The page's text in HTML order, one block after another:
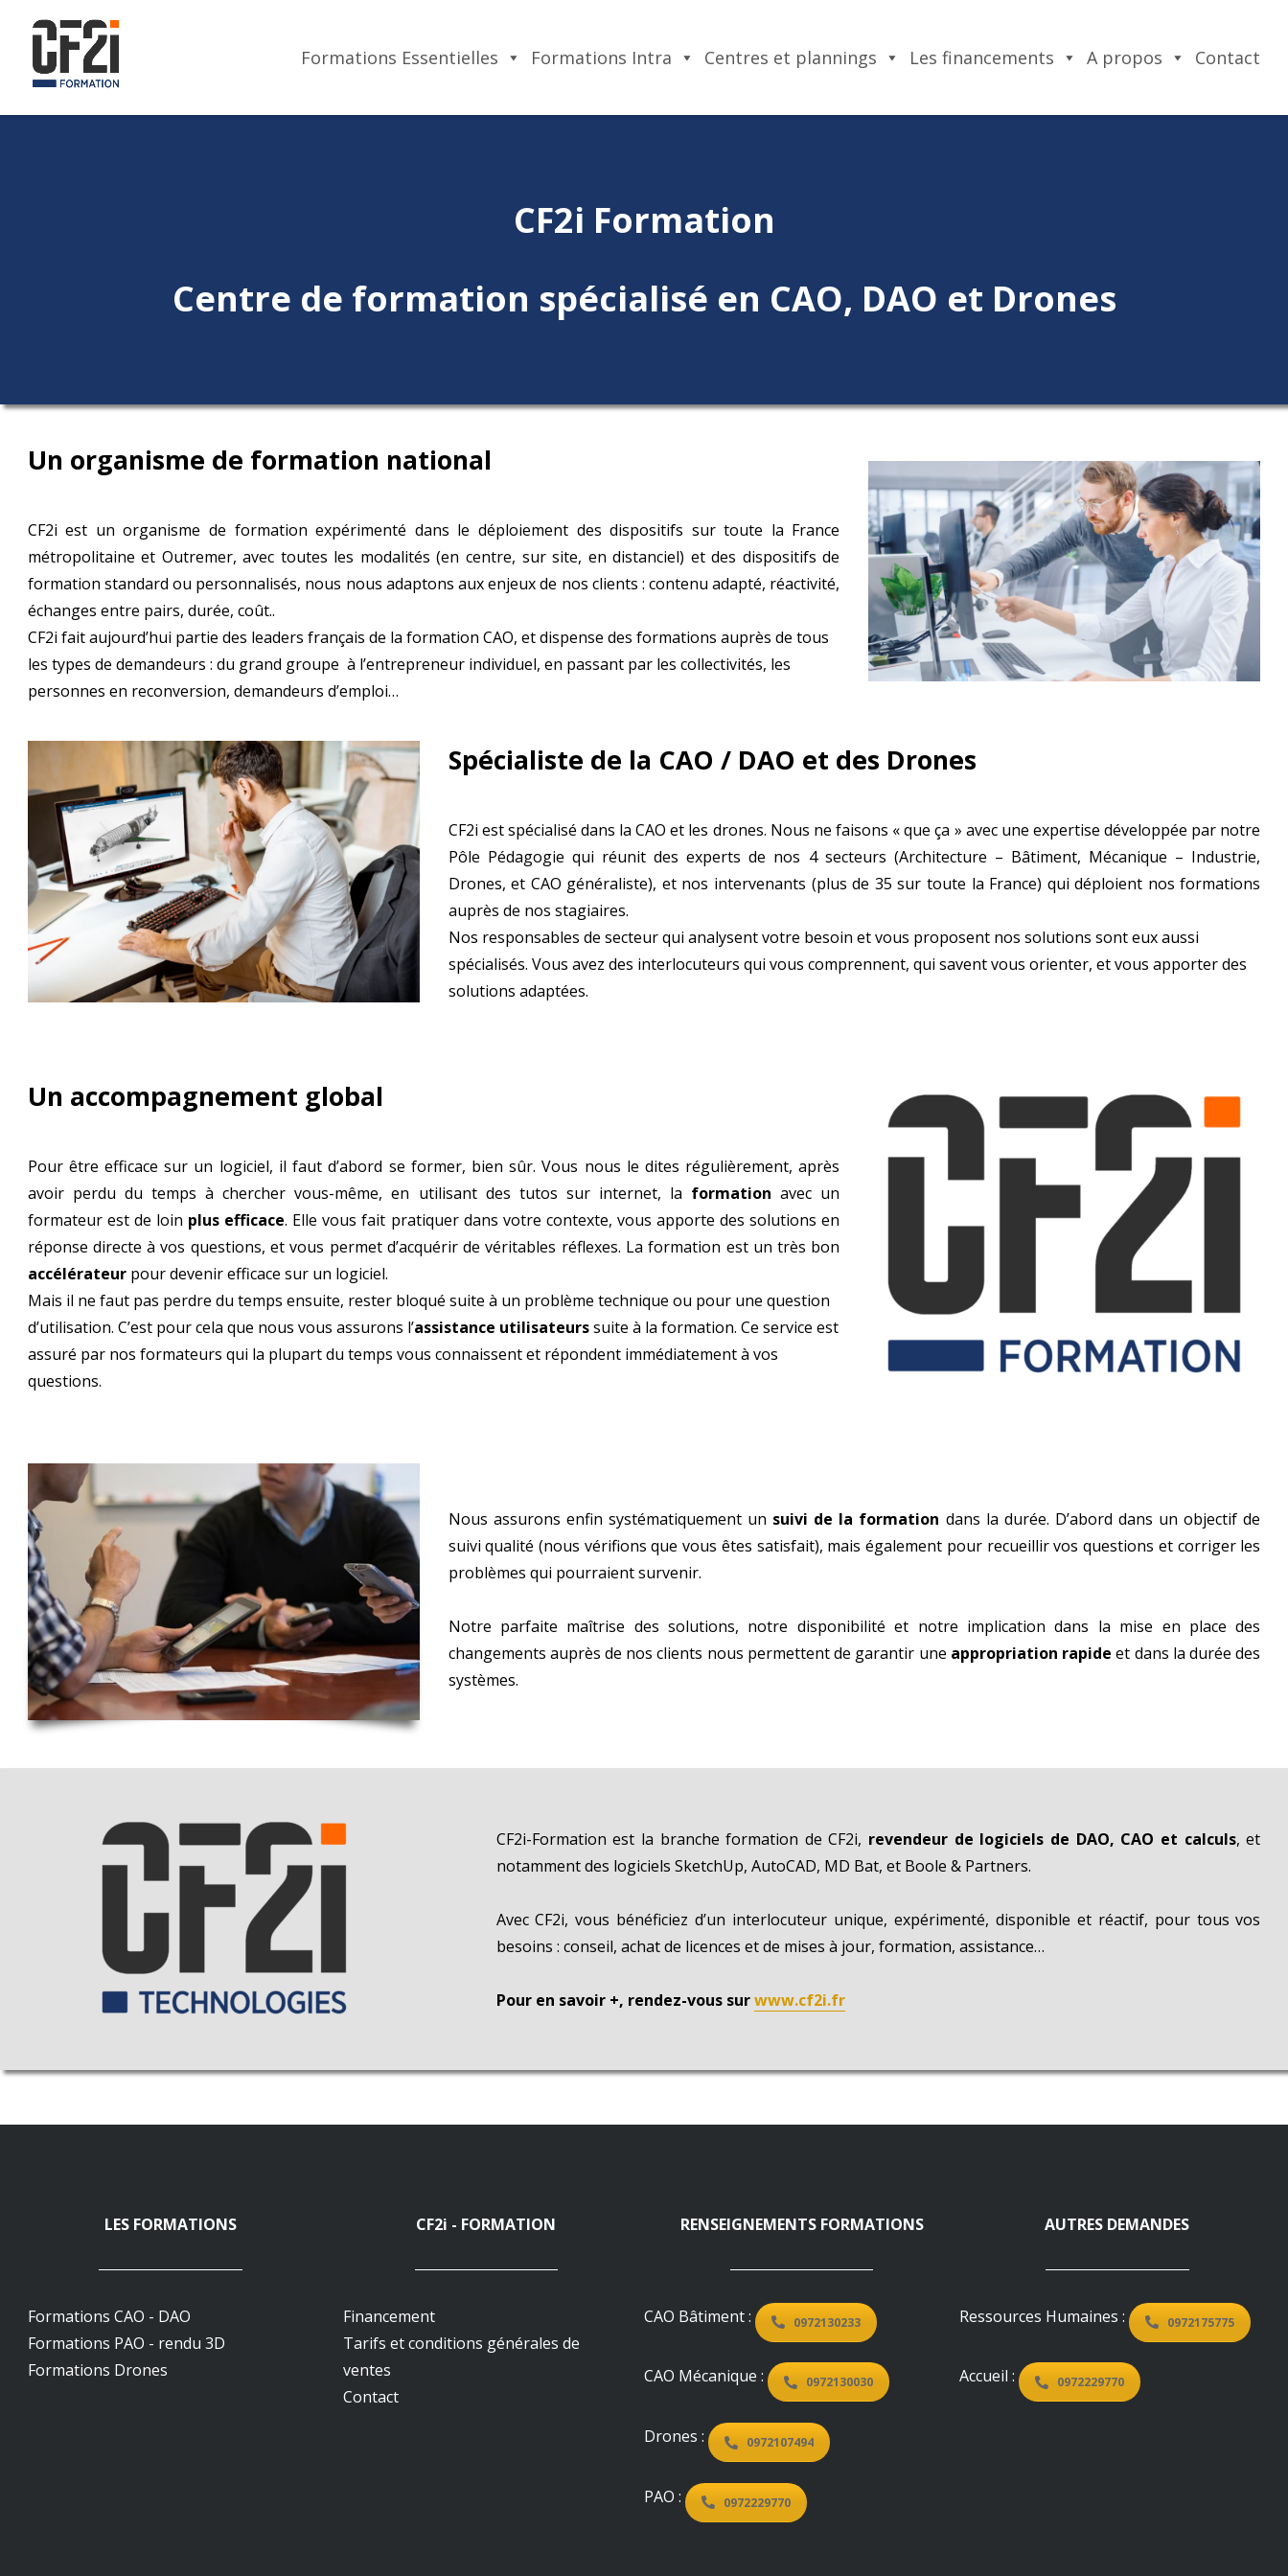
Formations Essentielles Formations Intra Centres et plannings Les financements A propos Contact
CF2i Formation
Centre de formation spécialisé en CAO, DAO et Drones
Un organisme de formation national
CF2i est un organisme de formation expérimenté dans le déploiement des dispositifs sur toute la France
métropolitaine et Outremer, avec toutes les modalités (en centre, sur site, en distanciel) et des dispositifs de
formation standard ou personnalisés, nous nous adaptons aux enjeux de nos clients : contenu adapté, réactivité,
échanges entre pairs, durée, coût..
CF2i fait aujourd’hui partie des leaders français de la formation CAO, et dispense des formations auprès de tous
les types de demandeurs : du grand groupe à l’entrepreneur individuel, en passant par les collectivités, les
personnes en reconversion, demandeurs d’emploi…
Spécialiste de la CAO / DAO et des Drones
CF2i est spécialisé dans la CAO et les drones. Nous ne faisons « que ça » avec une expertise développée par notre
Pôle Pédagogie qui réunit des experts de nos 4 secteurs (Architecture – Bâtiment, Mécanique – Industrie,
Drones, et CAO généraliste), et nos intervenants (plus de 35 sur toute la France) qui déploient nos formations
auprès de nos stagiaires.
Nos responsables de secteur qui analysent votre besoin et vous proposent nos solutions sont eux aussi
spécialisés. Vous avez des interlocuteurs qui vous comprennent, qui savent vous orienter, et vous apporter des
solutions adaptées.
Un accompagnement global
Pour être efficace sur un logiciel, il faut d’abord se former, bien sûr. Vous nous le dites régulièrement, après
avoir perdu du temps à chercher vous-même, en utilisant des tutos sur internet, la formationavec un
formateur est de loin plus efficace. Elle vous fait pratiquer dans votre contexte, vous apporte des solutions en
réponse directe à vos questions, et vous permet d’acquérir de véritables réflexes. La formation est un très bon
accélérateur pour devenir efficace sur un logiciel.
Mais il ne faut pas perdre du temps ensuite, rester bloqué suite à un problème technique ou pour une question
d’utilisation. C’est pour cela que nous vous assurons l’assistance utilisateurssuite à la formation. Ce service est
assuré par nos formateurs qui la plupart du temps vous connaissent et répondent immédiatement à vos
questions.
Nous assurons enfin systématiquement un suivi de la formation dans la durée. D’abord dans un objectif de
suivi qualité (nous vérifions que vous êtes satisfait), mais également pour recueillir vos questions et corriger les
problèmes qui pourraient survenir.
Notre parfaite maîtrise des solutions, notre disponibilité et notre implication dans la mise en place des
changements auprès de nos clients nous permettent de garantir une appropriation rapide et dans la durée des
systèmes.
CF2i-Formation est la branche formation de CF2i, revendeur de logiciels de DAO, CAO et calculs, et
notamment des logiciels SketchUp, AutoCAD, MD Bat, et Boole & Partners.
Avec CF2i, vous bénéficiez d’un interlocuteur unique, expérimenté, disponible et réactif, pour tous vos
besoins : conseil, achat de licences et de mises à jour, formation, assistance…
Pour en savoir +, rendez-vous sur www.cf2i.fr
LES FORMATIONS
Formations CAO - DAO
Formations PAO - rendu 3D
Formations Drones
CF2i - FORMATION
Financement
Tarifs et conditions générales de
ventes
Contact
RENSEIGNEMENTS FORMATIONS
CAO Bâtiment : 0972130233
CAO Mécanique : 0972130030
Drones : 0972107494
PAO : 0972229770
AUTRES DEMANDES
Ressources Humaines : 0972175775
Accueil : 0972229770